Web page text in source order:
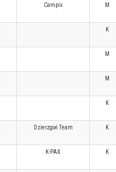
Campix M
K
M
M
K
Dzierzgoń Team K
K-PAX K